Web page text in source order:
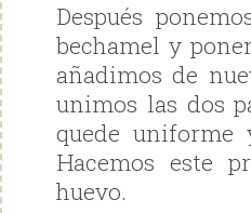
Después
bechamel y
añadimos de
unimos las dos
quede uniforme
Hacemos este
huevo.